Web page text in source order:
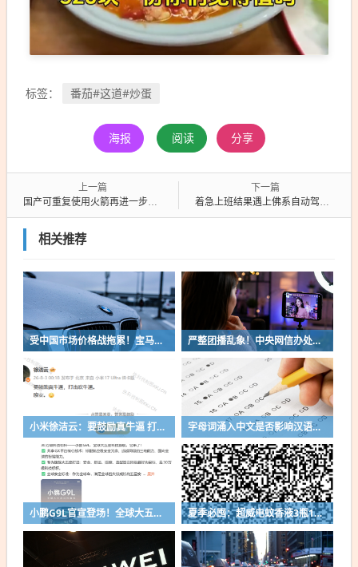
标签： 番茄#这道#炒蛋
海报 阅读 分享
上一篇
国产可重复使用火箭再进一步！朱雀三号遥二完成静态点火试验
下一篇
着急上班结果遇上佛系自动驾驶出租车！网友：隔着屏幕都感觉乘客要被气出内伤
相关推荐
受中国市场价格战拖累！宝马净利润同比下跌近三成 单车利润肉眼可见的下滑 严整团播乱象！中央网信办处置1840余个违规账号：典型案例公布
小米徐洁云：要鼓励真牛逼 打击吹牛逼 字母词涌入中文是否影响汉语美感引争议：根本没有大家想象那么脆弱
小鹏G9L官宣登场！全球大五座科技旗舰 30万级科技标杆 夏季必囤：超威电蚊香液3瓶1器10.91元到手